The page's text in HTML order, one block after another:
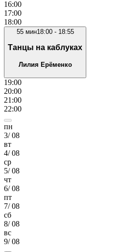
16:00
17:00
18:00
55мин18:00- 18:55
Танцы на каблуках
Лилия Ерёменко
19:00
20:00
21 :00
22:00
пн
3/08
вт
4/08
ср
5/08
чт
6/08
пт
7/08
сб
8/08
вс
9/08